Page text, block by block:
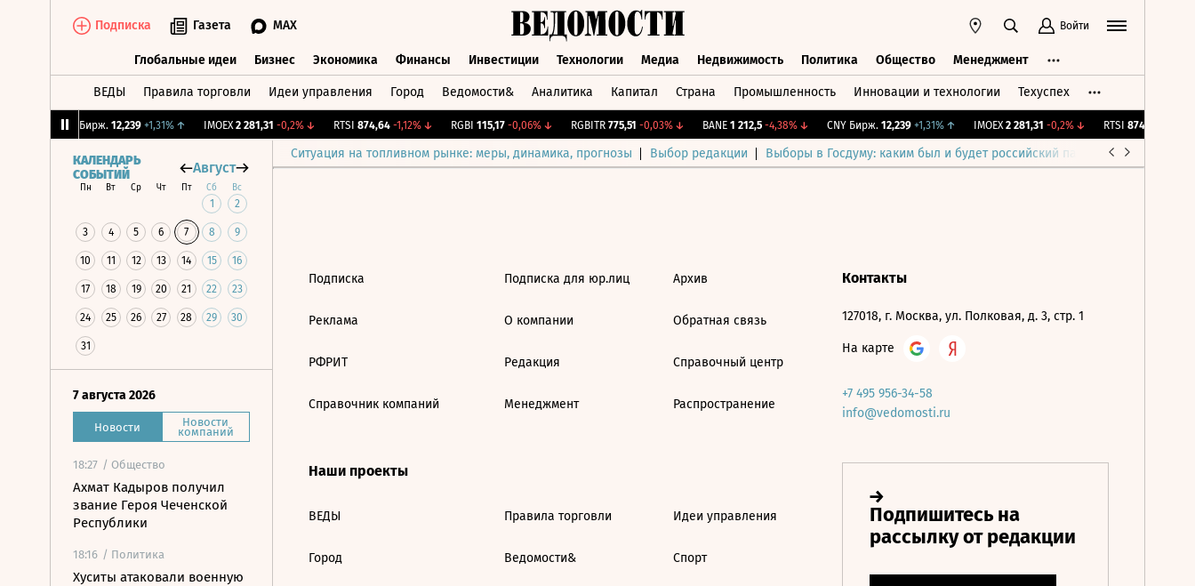
Подписка Газета MAX Войти
Глобальные идеи Бизнес Экономика Финансы Инвестиции Технологии Медиа Недвижимость Политика Общество Менеджмент
ВЕДЫ Правила торговли Идеи управления Город Ведомости& Аналитика Капитал Страна Промышленность Инновации и технологии Техуспех
CNY Бирж. 12,239 +1,31%↑ IMOEX 2 281,31 -0,2%↓ RTSI 874,64 -1,12%↓ RGBI 115,17 -0,06%↓ RGBITR 775,51 -0,03%↓ BANE 1 212,5 -4,38%↓ CNY Бирж. 12,239 +1,31%↑ IMOEX 2 281,31 -0,2%↓ RTSI 874,64
Ситуация на топливном рынке: меры, динамика, прогнозы Выбор редакции Выборы в Госдуму: каким был и будет российский парламент
КАЛЕНДАРЬ
СОБЫТИЙ
Август
Пн Вт Ср Чт Пт Сб Вс
1 2
3 4 5 6 7 8 9
10 11 12 13 14 15 16
17 18 19 20 21 22 23
24 25 26 27 28 29 30
31
7 августа 2026
Новости Новости
компаний
18:27 / Общество
Ахмат Кадыров получил
звание Героя Чеченской
Республики
18:16 / Политика
Хуситы атаковали военную
Подписка
Реклама
РФРИТ
Справочник компаний
Подписка для юр.лиц
О компании
Редакция
Менеджмент
Архив
Обратная связь
Справочный центр
Распространение
Наши проекты
ВЕДЫ
Город
Правила торговли
Ведомости&
Идеи управления
Спорт
Контакты
127018, г. Москва, ул. Полковая, д. 3, стр. 1
На карте
+7 495 956-34-58
info@vedomosti.ru